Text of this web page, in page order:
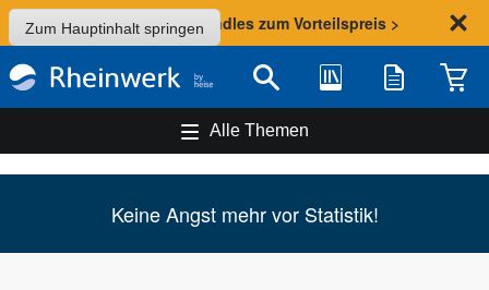
Zum Hauptinhalt springen
Sommer-Aktion: Bundles zum Vorteilspreis >
Suche Bibliothek Merkliste
Alle Themen
Keine Angst mehr vor Statistik!